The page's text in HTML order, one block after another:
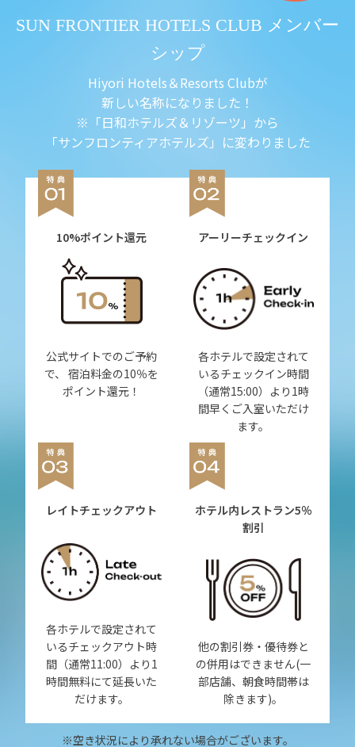
SUN FRONTIER HOTELS CLUB メンバー
シップ
Hiyori Hotels＆Resorts Clubが
新しい名称になりました！
※「日和ホテルズ＆リゾーツ」から
「サンフロンティアホテルズ」に変わりました
10%ポイント還元
公式サイトでのご予約
で、 宿泊料金の10％を
ポイント還元！
アーリーチェックイン
各ホテルで設定されて
いるチェックイン時間
（通常15:00）より1時
間早くご入室いただけ
ます。
レイトチェックアウト
各ホテルで設定されて
いるチェックアウト時
間（通常11:00）より1
時間無料にて延長いた
だけます。
ホテル内レストラン5％
割引
他の割引券・優待券と
の併用はできません(一
部店舗、朝食時間帯は
除きます)。
※空き状況により承れない場合がございます。